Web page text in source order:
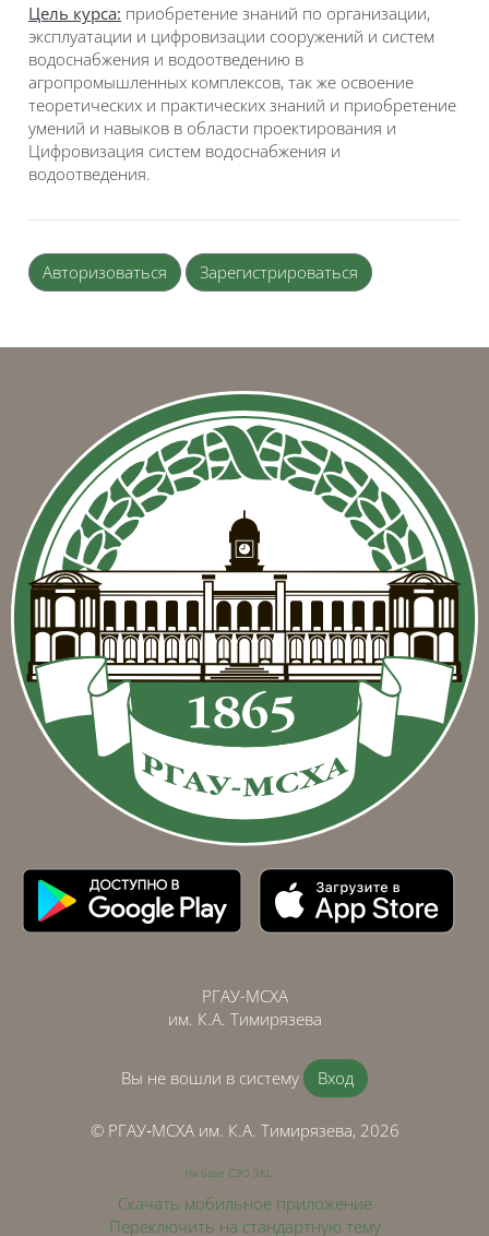
Цель курса: приобретение знаний по организации,
эксплуатации и цифровизации сооружений и систем
водоснабжения и водоотведению в
агропромышленных комплексов, так же освоение
теоретических и практических знаний и приобретение
умений и навыков в области проектирования и
Цифровизация систем водоснабжения и
водоотведения.
Авторизоваться Зарегистрироваться
РГАУ-МСХА
им. К.А. Тимирязева
Вы не вошли в систему Вход
© РГАУ‑МСХА им. К.А. Тимирязева, 2026
На базе СЭО 3KL
Скачать мобильное приложение
Переключить на стандартную тему